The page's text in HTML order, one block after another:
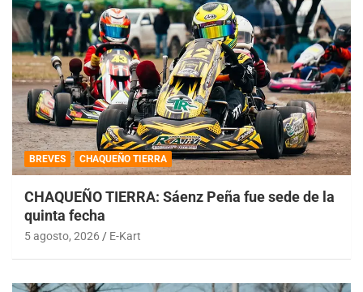
BREVES CHAQUEÑO TIERRA
CHAQUEÑO TIERRA: Sáenz Peña fue sede de la
quinta fecha
5 agosto, 2026 E-Kart